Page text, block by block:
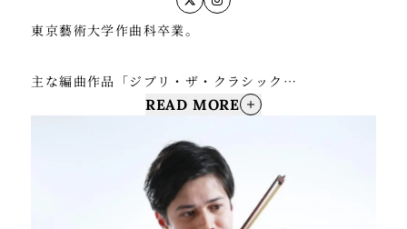
にて、ベルリン・フィルのオーボエ奏者、クリスト
フ・ハルトマンやクラリネット奏者のヴェンツェル・
ル・イェジエンスキーの各氏らと共演する。
これまでに、東京シティ・フィルハーモニック管弦楽
団、大阪交響楽団、オーケストラ・アンサンブル金
沢、仙台フィルハーモニー管弦楽団、千葉交響楽団、
九州交響楽団、東京混声合唱団、広島ウインドオーケ
ストラなどを指揮する。また、各地のジュニアオーケ
東京藝術大学作曲科卒業。
主な編曲作品「ジブリ・ザ・クラシック
ス」/Xbox360「ブルードラゴン」/「ロスト・オデッ
プニング/「グイン サーガ」/「キングダムハーツ・ピ
アノコレクションズ」/「浅田舞&真央 スケーティン
グ・ミュージック2009-10 カプリース」/「ファイナ
READ MORE